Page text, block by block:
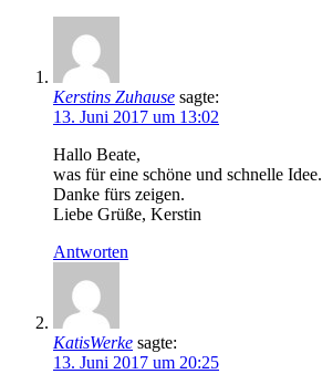
Kerstins Zuhause sagte:
13. Juni 2017 um 13:02
Hallo Beate,
was für eine schöne und schnelle Idee.
Danke fürs zeigen.
Liebe Grüße, Kerstin
Antworten
KatisWerke sagte:
13. Juni 2017 um 20:25